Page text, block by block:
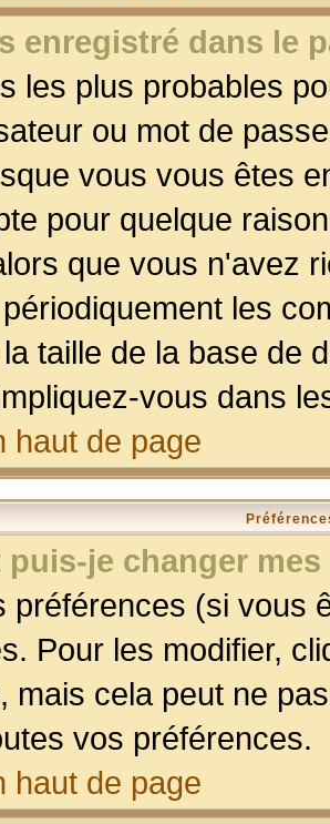
enregistré dans le
les plus probables
ou mot de
vous vous êtes
pour quelque
que vous n'avez
les
taille de la base de
vous dans
haut de page
puis-je changer
préférences (si vous
Pour les modifier,
mais cela peut ne
vos préférences.
haut de page